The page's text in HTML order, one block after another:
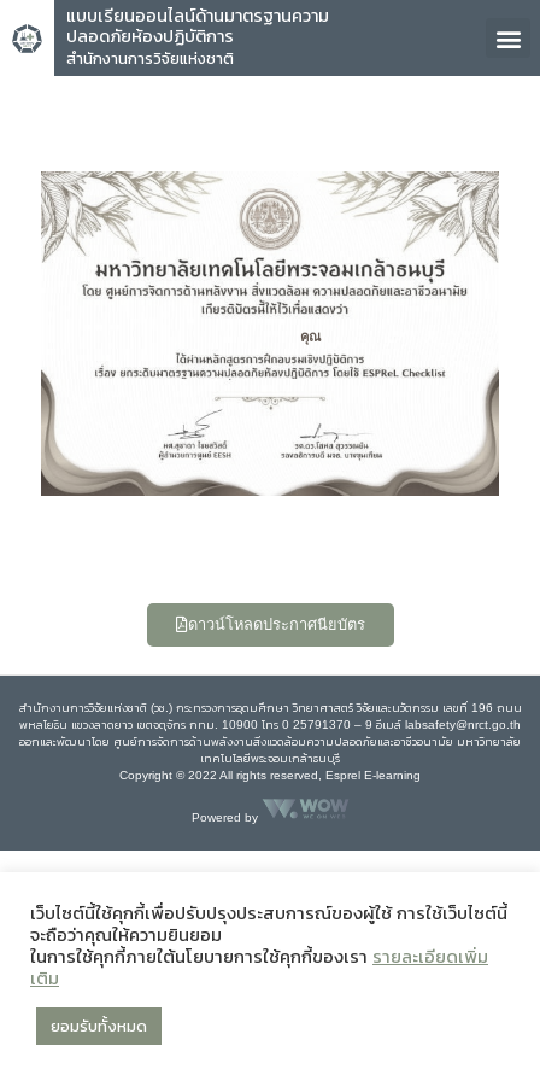
แบบเรียนออนไลน์ด้านมาตรฐานความ
ปลอดภัยห้องปฏิบัติการ
สำนักงานการวิจัยแห่งชาติ
คุณ
ดาวน์โหลดประกาศนียบัตร
สำนักงานการวิจัยแห่งชาติ (วช.) กระทรวงการอุดมศึกษา วิทยาศาสตร์ วิจัยและนวัตกรรม เลขที่ 196 ถนน
พหลโยธิน แขวงลาดยาว เขตจตุจักร กทม. 10900 โทร 0 25791370 – 9 อีเมล์ labsafety@nrct.go.th
ออกและพัฒนาโดย ศูนย์การจัดการด้านพลังงานสิ่งแวดล้อมความปลอดภัยและอาชีวอนามัย มหาวิทยาลัย
เทคโนโลยีพระจอมเกล้าธนบุรี
Copyright © 2022 All rights reserved, Esprel E-learning
Powered by
เว็บไซต์นี้ใช้คุกกี้เพื่อปรับปรุงประสบการณ์ของผู้ใช้ การใช้เว็บไซต์นี้
จะถือว่าคุณให้ความยินยอม
ในการใช้คุกกี้ภายใต้นโยบายการใช้คุกกี้ของเรา รายละเอียดเพิ่ม
เติม
ยอมรับทั้งหมด